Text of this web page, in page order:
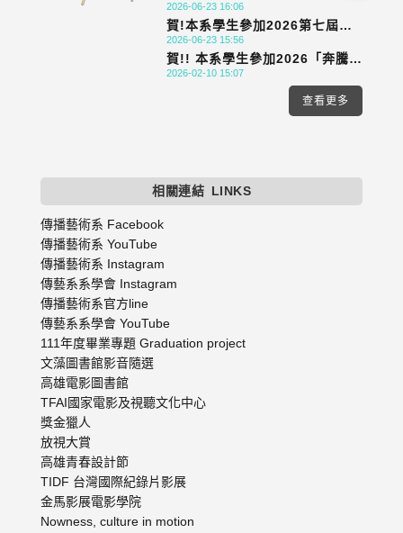
院校暨高中職創意創新創業管理
個案專題競賽 榮獲佳績
2026-06-23 16:06
賀!本系學生參加2026第七屆全
國綠色旅遊微電影大賽【綠色旅
遊~發現台灣鄉村永續之美】榮
2026-06-23 15:56
賀!! 本系學生參加2026「奔騰年
代」生肖圖像創作競賽(AI組) 榮
2026-02-10 15:07
查看更多
相關連結 LINKS
傳播藝術系 Facebook
傳播藝術系 YouTube
傳播藝術系 Instagram
傳藝系系學會 Instagram
傳播藝術系官方line
傳藝系系學會 YouTube
111年度畢業專題 Graduation project
文藻圖書館影音隨選
高雄電影圖書館
TFAI國家電影及視聽文化中心
獎金獵人
放視大賞
高雄青春設計節
TIDF 台灣國際紀錄片影展
金馬影展電影學院
Nowness, culture in motion